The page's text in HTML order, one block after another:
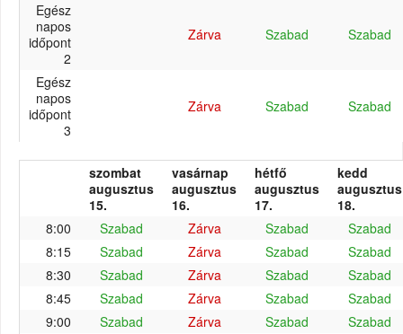
Egész
napos
időpont
2
Zárva Szabad Szabad
Egész
napos
időpont
3
Zárva Szabad Szabad
szombat
augusztus
15.
vasárnap
augusztus
16.
hétfő
augusztus
17.
kedd
augusztus
18.
8:00
Szabad Zárva Szabad
Szabad
8:15
Szabad Zárva Szabad
Szabad
8:30
Szabad Zárva Szabad
Szabad
8:45
Szabad Zárva Szabad
Szabad
9:00
Szabad Zárva Szabad
Szabad